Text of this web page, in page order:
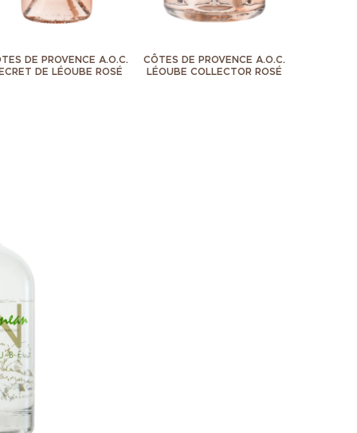
DE PROVENCE A.O.C.
DE LÉOUBE ROSÉ
CÔTES DE PROVENCE A.O.C.
LÉOUBE COLLECTOR ROSÉ